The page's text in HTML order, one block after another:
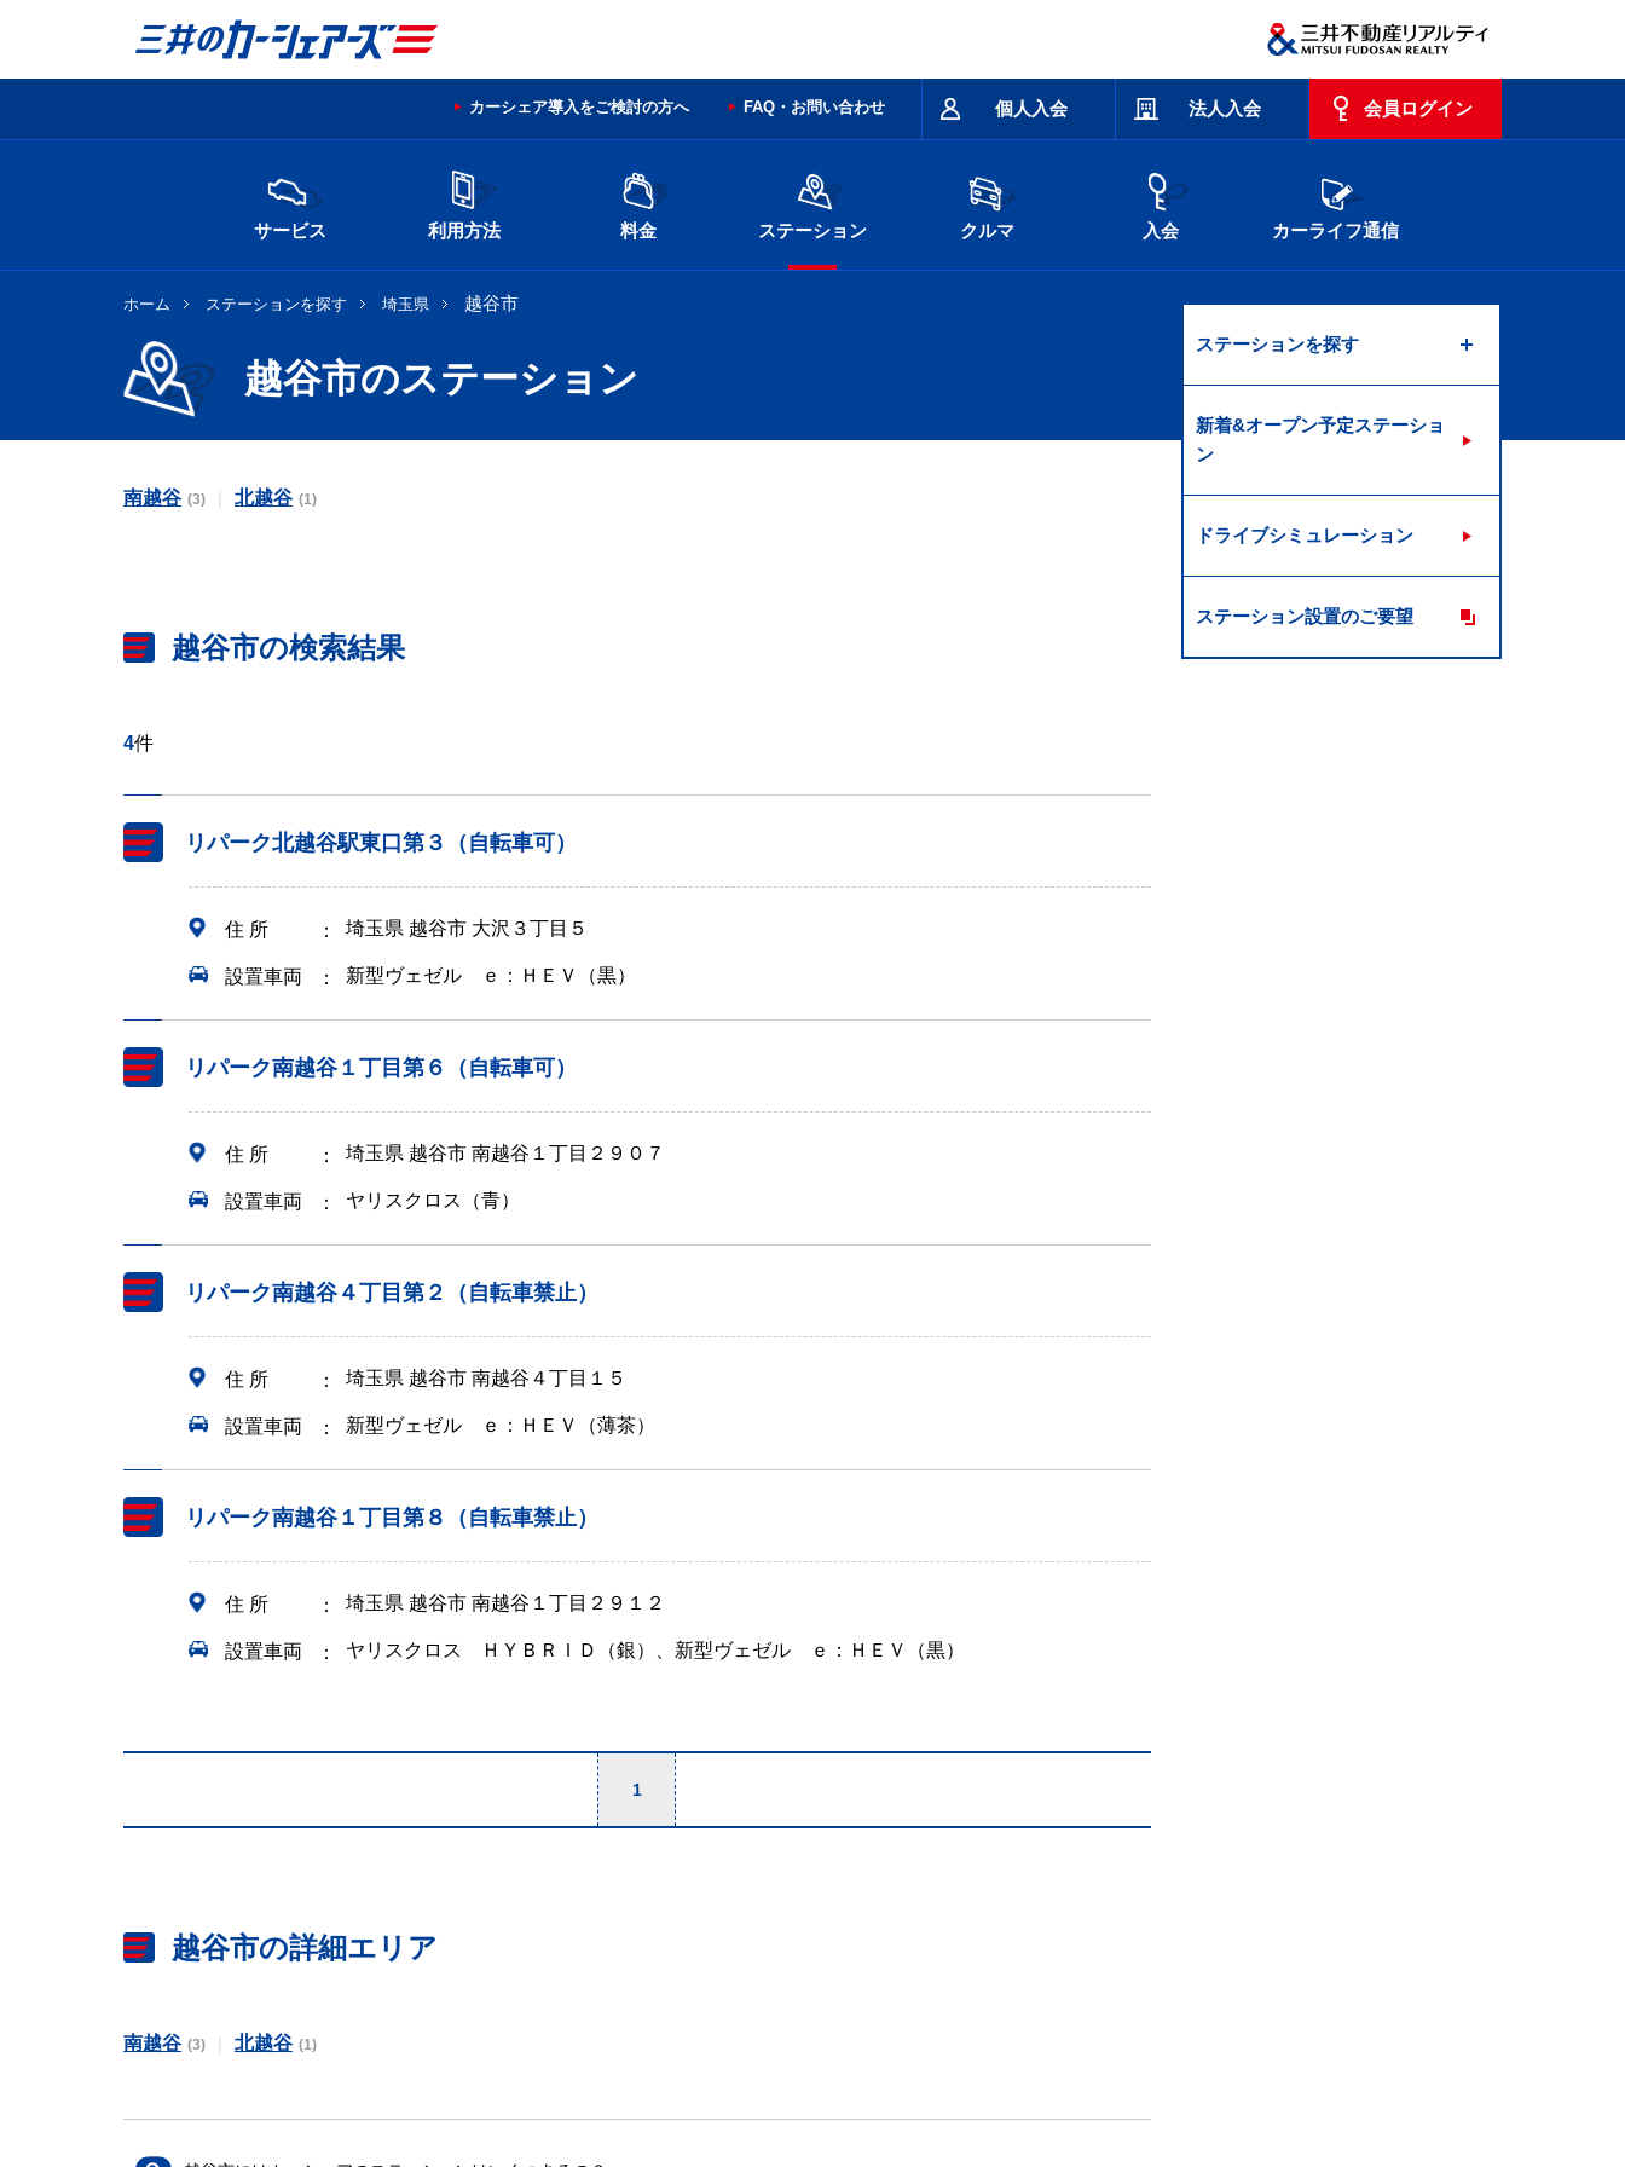
個人入会 法人入会 会員ログイン
カーシェア導入をご検討の方へ FAQ・お問い合わせ
サービス 利用方法 料金 ステーション クルマ 入会 カーライフ通信
ホーム ステーションを探す 埼玉県 越谷市
越谷市のステーション
南越谷 (3) 北越谷 (1)
越谷市の検索結果
4件
リパーク北越谷駅東口第３（自転車可）
住 所 埼玉県 越谷市 大沢３丁目５
設置車両 新型ヴェゼル ｅ：ＨＥＶ（黒）
リパーク南越谷１丁目第６（自転車可）
住 所 埼玉県 越谷市 南越谷１丁目２９０７
設置車両 ヤリスクロス（青）
リパーク南越谷４丁目第２（自転車禁止）
住 所 埼玉県 越谷市 南越谷４丁目１５
設置車両 新型ヴェゼル ｅ：ＨＥＶ（薄茶）
リパーク南越谷１丁目第８（自転車禁止）
住 所 埼玉県 越谷市 南越谷１丁目２９１２
設置車両 ヤリスクロス ＨＹＢＲＩＤ（銀）、新型ヴェゼル ｅ：ＨＥＶ（黒）
1
越谷市の詳細エリア
南越谷 (3) 北越谷 (1)
ステーションを探す
新着&オープン予定ステーショ
ン
ドライブシミュレーション
ステーション設置のご要望